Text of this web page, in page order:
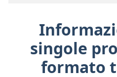
singole
formato